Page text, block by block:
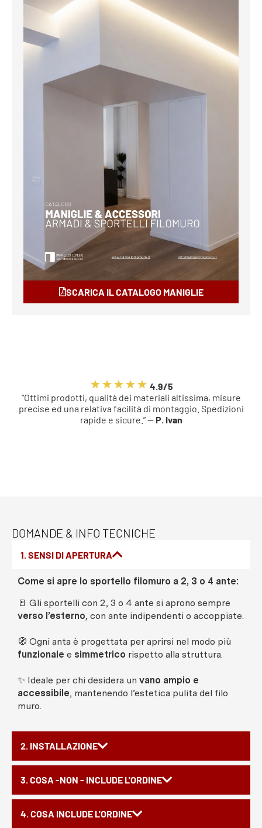
SCARICA IL CATALOGO MANIGLIE
4.9/5
“Ottimi prodotti, qualità dei materiali altissima, misure
precise ed una relativa facilità di montaggio. Spedizioni
rapide e sicure.” — P. Ivan
DOMANDE & INFO TECNICHE
1. SENSI DI APERTURA
2. INSTALLAZIONE
3. COSA -NON - INCLUDE L'ORDINE
4. COSA INCLUDE L'ORDINE
Come si apre lo sportello filomuro a 2, 3 o 4 ante:
🚪 Gli sportelli con 2, 3 o 4 ante si aprono sempre
verso l’esterno, con ante indipendenti o accoppiate.
🧭 Ogni anta è progettata per aprirsi nel modo più
funzionale e simmetrico rispetto alla struttura.
✨ Ideale per chi desidera un vano ampio e
accessibile, mantenendo l’estetica pulita del filo
muro.